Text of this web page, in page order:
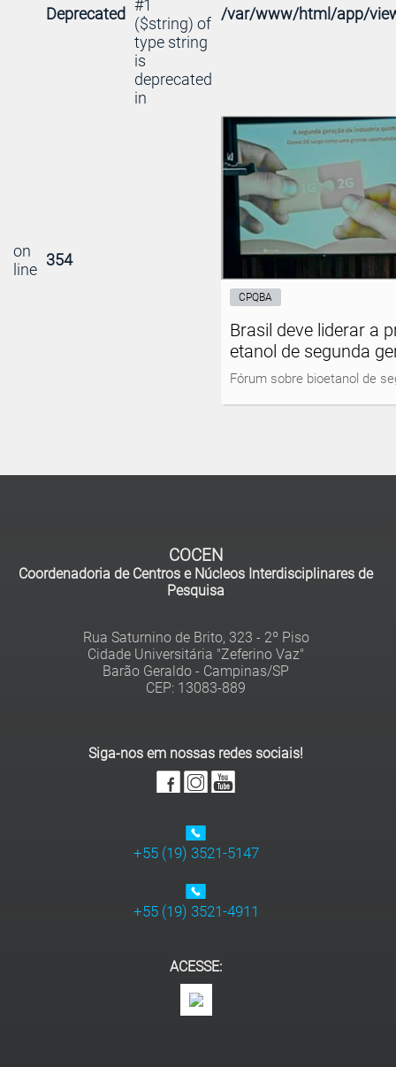
Deprecated #1
($string) of
type string
is
deprecated
in
/var/www/html/app/
on
line 354
CPQBA
Brasil deve liderar a
etanol de segunda
Fórum sobre bioetanol de
COCEN
Coordenadoria de Centros e Núcleos Interdisciplinares de
Pesquisa
Rua Saturnino de Brito, 323 - 2º Piso
Cidade Universitária "Zeferino Vaz"
Barão Geraldo - Campinas/SP
Siga-nos em nossas redes sociais!
+55 (19) 3521-5147
+55 (19) 3521-4911
ACESSE: